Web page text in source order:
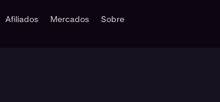
Afiliados Mercados Sobre